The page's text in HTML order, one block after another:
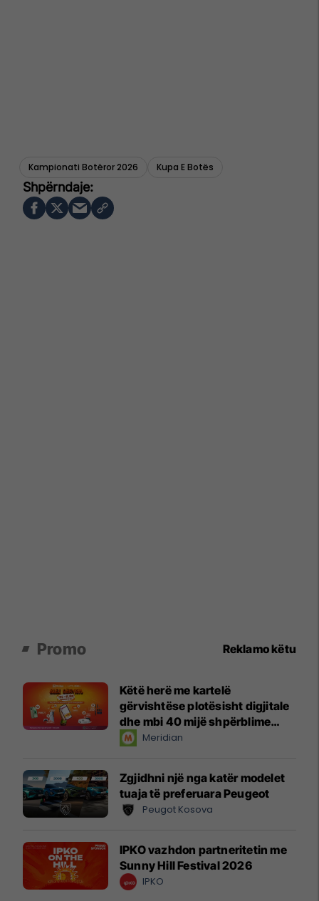
Kampionati Botëror 2026 Kupa E Botës
Promo Reklamo këtu
Këtë herë me kartelë
gërvishtëse plotësisht digjitale
dhe mbi 40 mijë shpërblime
instant!Meridian
Zgjidhni një nga katër modelet
tuaja të preferuara Peugeot
Peugot Kosova
IPKO vazhdon partneritetin me
Sunny Hill Festival 2026
IPKO